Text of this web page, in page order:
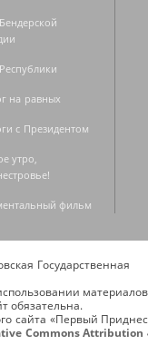
на равных
с Президентом
утро,
фильм
Государственная
обязательна.
сайта «Первый
Commons Attribution